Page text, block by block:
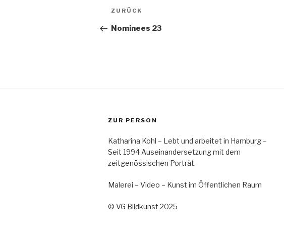
Beitragsnavigation
Vorheriger
ZURÜCK
Nominees 23
ZUR PERSON
Katharina Kohl – Lebt und arbeitet in Hamburg –
Seit 1994 Auseinandersetzung mit dem
zeitgenössischen Porträt.
Malerei – Video – Kunst im Öffentlichen Raum
© VG Bildkunst 2025